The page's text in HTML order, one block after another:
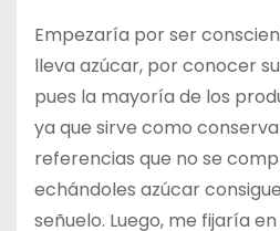
Empezaría por ser
lleva azúcar, por conocer
pues la mayoría de los
ya que sirve como
referencias que no se
echándoles azúcar
señuelo. Luego, me fijaría